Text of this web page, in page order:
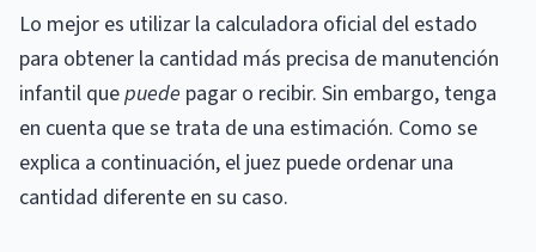
Lo mejor es utilizar la calculadora oficial del estado
para obtener la cantidad más precisa de manutención
infantil quepuede pagar o recibir. Sin embargo, tenga
en cuenta que se trata de una estimación. Como se
explica a continuación, el juez puede ordenar una
cantidad diferente en su caso.